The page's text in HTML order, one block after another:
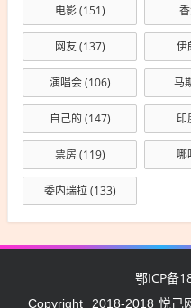
电影(151)
网友(137) 伊
演唱会(106) 马
自己的 (147) 印
票房 (119) 哪
委内瑞拉(133)
鄂ICP备
Copyright 2018-2018 悦己